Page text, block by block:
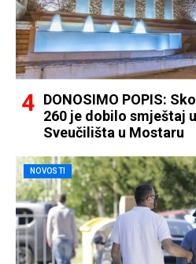
DONOSIMO POPIS:
260 je dobilo smještaj
Sveučilišta u Mostaru
NOVOSTI